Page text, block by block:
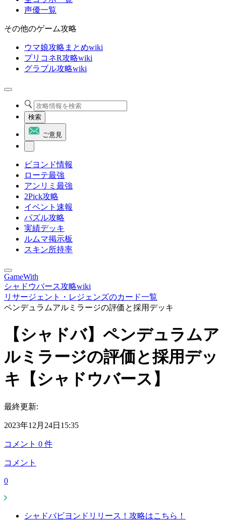
声優一覧
その他のゲーム攻略
ウマ娘攻略まとめwiki
プリコネR攻略wiki
グラブル攻略wiki
検索
ご意見
ビヨンド情報
ローテ最強
アンリミ最強
2Pick攻略
イベント速報
パズル攻略
実績デッキ
ルムマ掲示板
スキン所持率
GameWith
シャドウバース攻略wiki
リサージェント・レジェンズのカード一覧
ペンデュラムアルミラージの評価と採用デッキ
【シャドバ】ペンデュラムア
ルミラージの評価と採用デッ
キ【シャドウバース】
最終更新:
2023年12月24日15:35
コメント 0 件
コメント
0
シャドバビヨンドリリース！攻略はこちら！